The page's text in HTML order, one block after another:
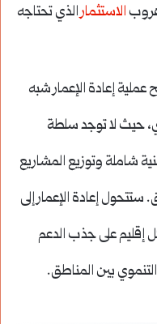
الاستثمارالذي تحتاجه
إعادة الإعمار شبه
حيث لا توجد سلطة
شاملة وتوزيع المشاريع
إعادة الإعمار إلى
إقليم على جذب الدعم
بين المناطق.